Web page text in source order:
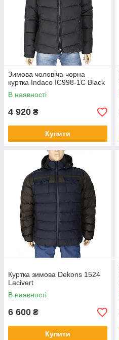
Зимова чоловіча чорна
куртка Indaco IC998-1C Black
В наявності
4 920 ₴
Купити
Куртка зимова Dekons 1524
Lacivert
В наявності
6 600 ₴
Купити